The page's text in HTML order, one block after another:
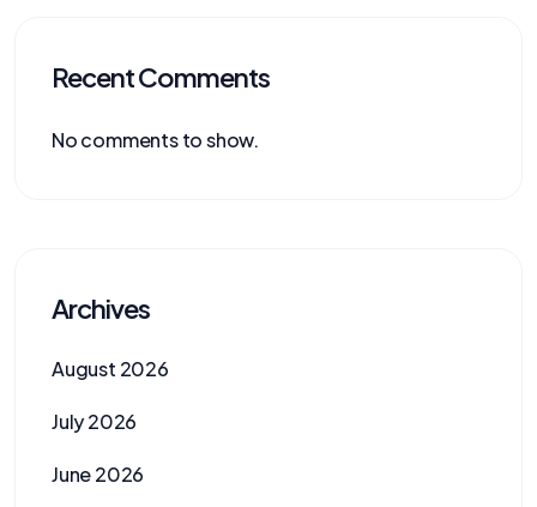
Recent Comments
No comments to show.
Archives
August 2026
July 2026
June 2026